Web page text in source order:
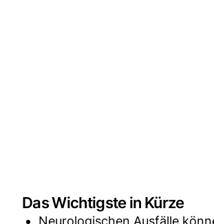
Das Wichtigste in Kürze
Neurologischen Ausfälle